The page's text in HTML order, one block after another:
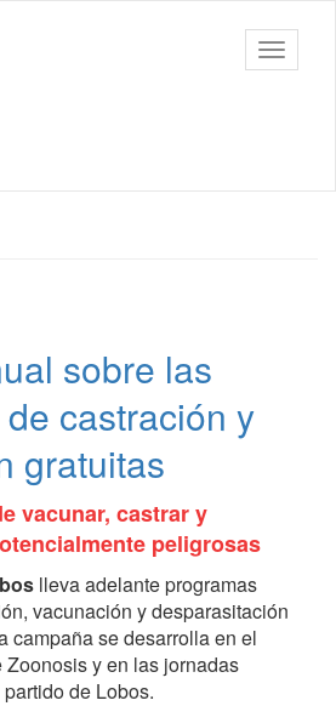
barra
sobre las
castración y
gratuitas
vacunar, castrar y
peligrosas
lleva adelante programas
vacunación y desparasitación
campaña se desarrolla en el
y en las jornadas
de Lobos.